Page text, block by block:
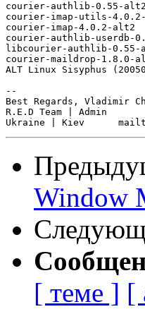
courier-authlib-0.55-alt2
courier-imap-utils-
courier-imap-4.0.2-alt2
courier-authlib-userdb-
libcourier-authlib-0.55-
courier-maildrop-1.8.0-
ALT Linux Sisyphus
--
Best Regards, Vladimir
R.E.D Team | Admin
Ukraine | Kiev
Window
[ теме ] [